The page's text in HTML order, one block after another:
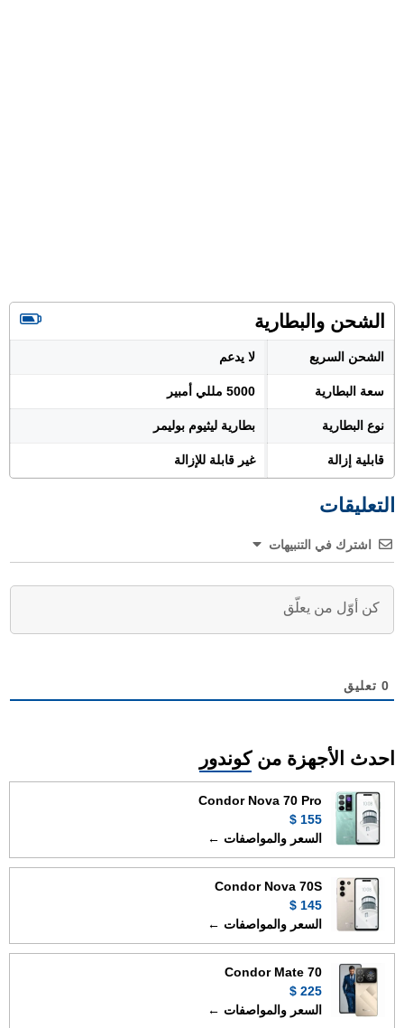
الشحن والبطارية
الشحن السريع لا يدعم
سعة البطارية 5000 مللي أمبير
نوع البطارية بطارية ليثيوم بوليمر
قابلية إزالة غير قابلة للإزالة
التعليقات
اشترك في التنبيهات
0 تعليق
احدث الأجهزة منكوندور
Condor Nova 70 Pro
155 $
السعر والمواصفات ←
Condor Nova 70S
145 $
السعر والمواصفات ←
Condor Mate 70
225 $
السعر والمواصفات ←